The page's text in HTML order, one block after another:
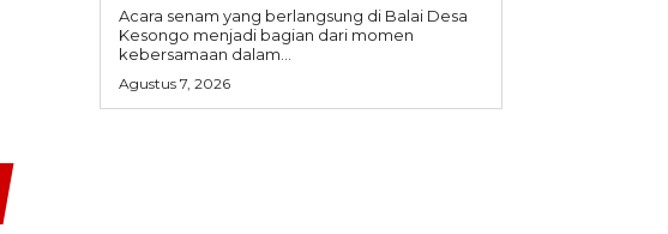
Acara senam yang berlangsung di Balai Desa
Kesongo menjadi bagian dari momen
kebersamaan dalam...
Agustus 7, 2026